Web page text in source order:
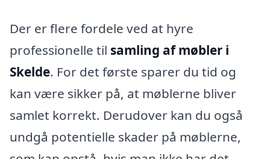
Der er flere fordele ved at hyre
professionelle til samling af møbler i
Skelde. For det første sparer du tid og
kan være sikker på, at møblerne bliver
samlet korrekt. Derudover kan du også
undgå potentielle skader på møblerne,